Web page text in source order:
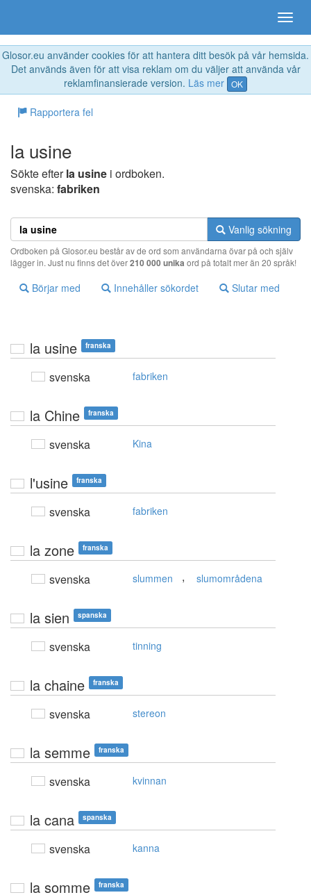
Glosor.eu använder cookies för att hantera ditt besök på vår hemsida.
Det används även för att visa reklam om du väljer att använda vår
reklamfinansierade version. Läs mer OK
Rapportera fel
la usine
Sökte efterla usine i ordboken.
svenska: fabriken
Vanlig sökning
Ordboken på Glosor.eu består av de ord som användarna övar på och själv
lägger in. Just nu finns det över210 000 unika ord på totalt mer än 20 språk!
Börjar med Innehåller sökordet Slutar med
la usine franska
svenska fabriken
la Chine franska
svenska Kina
l'usine franska
svenska fabriken
la zone franska
svenska slummen , slumområdena
la sien spanska
svenska tinning
la chaine franska
svenska stereon
la semme franska
svenska kvinnan
la cana spanska
svenska kanna
la somme franska